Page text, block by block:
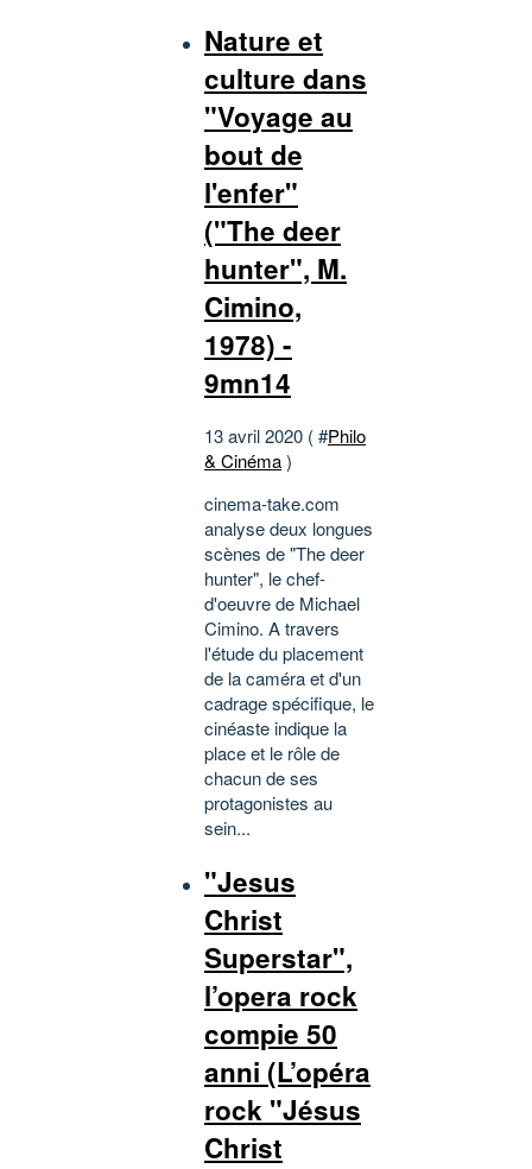
Nature et
culture dans
"Voyage au
bout de
l'enfer"
("The deer
hunter", M.
Cimino,
1978) -
9mn14
13 avril 2020 ( #Philo
& Cinéma)
cinema-take.com
analyse deux longues
scènes de "The deer
hunter", le chef-
d'oeuvre de Michael
Cimino. A travers
l'étude du placement
de la caméra et d'un
cadrage spécifique, le
cinéaste indique la
place et le rôle de
chacun de ses
protagonistes au
sein...
"Jesus
Christ
Superstar",
l’opera rock
compie 50
anni (L’opéra
rock "Jésus
Christ